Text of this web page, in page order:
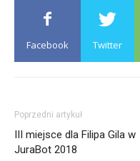
Facebook Twitter
Poprzedni artykuł
III miejsce dla Filipa Gila w
JuraBot 2018